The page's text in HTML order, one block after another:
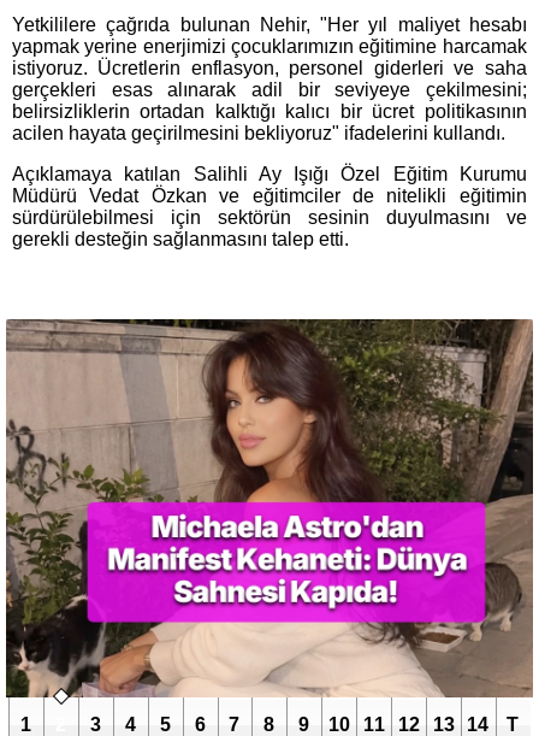
Yetkililere çağrıda bulunan Nehir, "Her yıl maliyet hesabı
yapmak yerine enerjimizi çocuklarımızın eğitimine harcamak
istiyoruz. Ücretlerin enflasyon, personel giderleri ve saha
gerçekleri esas alınarak adil bir seviyeye çekilmesini;
belirsizliklerin ortadan kalktığı kalıcı bir ücret politikasının
acilen hayata geçirilmesini bekliyoruz" ifadelerini kullandı.
Açıklamaya katılan Salihli Ay Işığı Özel Eğitim Kurumu
Müdürü Vedat Özkan ve eğitimciler de nitelikli eğitimin
sürdürülebilmesi için sektörün sesinin duyulmasını ve
gerekli desteğin sağlanmasını talep etti.
1 3 4 5 6 7 8 9 10 11 12 13 14 T